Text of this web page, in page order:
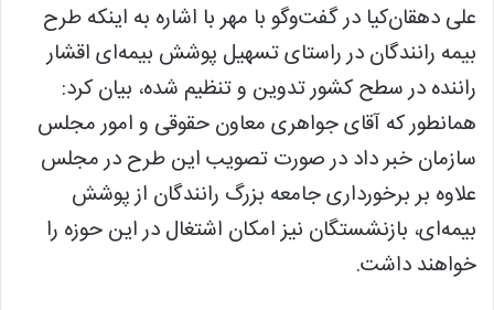
علی دهقان‌کیا در گفت‌وگو با مهر با اشاره به اینکه طرح
بیمه رانندگان در راستای تسهیل پوشش بیمه‌ای اقشار
راننده در سطح کشور تدوین و تنظیم شده، بیان کرد:
همانطور که آقای جواهری معاون حقوقی و امور مجلس
سازمان خبر داد در صورت تصویب این طرح در مجلس
علاوه بر برخورداری جامعه بزرگ رانندگان از پوشش
بیمه‌ای، بازنشستگان نیز امکان اشتغال در این حوزه را
خواهند داشت.